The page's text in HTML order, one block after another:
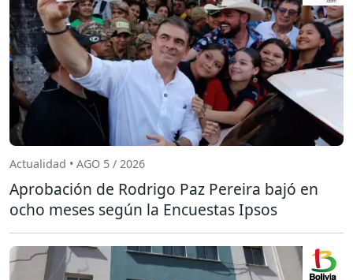
Actualidad • AGO 5 / 2026
Aprobación de Rodrigo Paz Pereira bajó en
ocho meses según la Encuestas Ipsos